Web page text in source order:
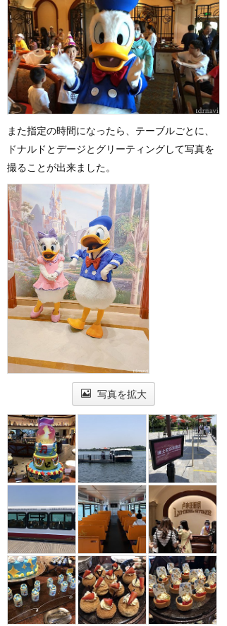
また指定の時間になったら、テーブルごとに、
ドナルドとデージとグリーティングして写真を
撮ることが出来ました。
写真を拡大